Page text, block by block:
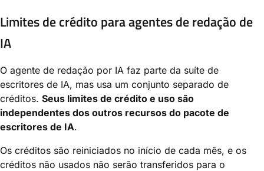
Limites de crédito para agentes de redação de
IA
O agente de redação por IA faz parte da suíte de
escritores de IA, mas usa um conjunto separado de
créditos. Seus limites de crédito e uso são
independentes dos outros recursos do pacote de
escritores de IA.
Os créditos são reiniciados no início de cada mês, e os
créditos não usados não serão transferidos para o